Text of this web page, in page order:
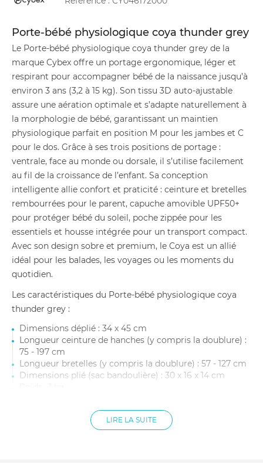
Porte-bébé physiologique coya thunder grey
Le Porte-bébé physiologique coya thunder grey de la
marque Cybex offre un portage ergonomique, léger et
respirant pour accompagner bébé de la naissance jusqu’à
environ 3 ans (3,2 à 15 kg). Son tissu 3D auto-ajustable
assure une aération optimale et s’adapte naturellement à
la morphologie de bébé, garantissant un maintien
physiologique parfait en position M pour les jambes et C
pour le dos. Grâce à ses trois positions de portage :
ventrale, face au monde ou dorsale, il s’utilise facilement
au fil de la croissance de l’enfant. Sa conception
intelligente allie confort et praticité : ceinture et bretelles
rembourrées pour le parent, capuche amovible UPF50+
pour protéger bébé du soleil, poche zippée pour les
essentiels et housse intégrée pour un transport compact.
Avec son design sobre et premium, le Coya est un allié
idéal pour les balades, les voyages ou les moments du
quotidien.
Les caractéristiques du Porte-bébé physiologique coya
thunder grey :
Dimensions déplié : 34 x 45 cm
Longueur ceinture de hanches (y compris la doublure) :
75 - 197 cm
Longueur bretelles (y compris la doublure) : 57 - 127 cm
Dimensions plié (sac bandoulière) : 30 x 16 x 14 cm
Âge recommandé : Dès la naissance jusqu'à 3 ans
LIRE LA SUITE